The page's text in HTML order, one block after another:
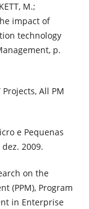
M.;
impact of
technology
p.
All PM
e Pequenas
2009.
on the
(PPM), Program
in Enterprise